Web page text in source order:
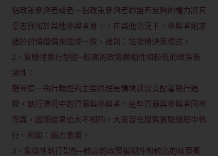
個政策參與者或者一個政策參與者聯盟有足夠的權力將其
意志強加於其他參與者身上，在其他情況下，參與者則求
諸於討價還價來達成一致。諸如：垃圾桶決策模式。
2、實驗性執行型態─較高的政策模糊性和較低的政策衝
突性：
指導這一執行類型的主要原理是情境狀況支配著執行過
程，執行環境中的資源與參與者。這些資源與參與者因地
而異，因而結果也大不相同。大家皆在摸索實驗過程中執
行。例如：腦力激盪。
3、象徵性執行型態─較高的政策模糊性和較高的政策衝